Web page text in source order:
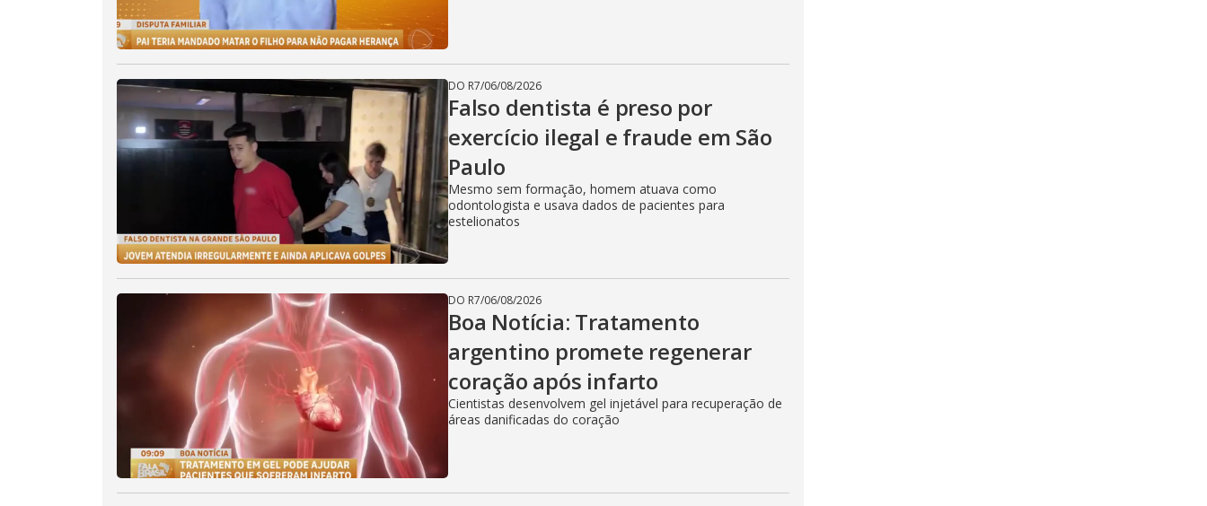
DO R7/06/08/2026
Falso dentista é preso por
exercício ilegal e fraude em São
Paulo
Mesmo sem formação, homem atuava como
odontologista e usava dados de pacientes para
estelionatos
DO R7/06/08/2026
Boa Notícia: Tratamento
argentino promete regenerar
coração após infarto
Cientistas desenvolvem gel injetável para recuperação de
áreas danificadas do coração